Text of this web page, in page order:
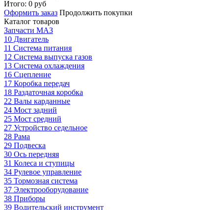
Итого: 0 руб
Оформить заказ Продолжить покупки
Каталог товаров
Запчасти МАЗ
10 Двигатель
11 Система питания
12 Система выпуска газов
13 Система охлаждения
16 Сцепление
17 Коробка передач
18 Раздаточная коробка
22 Валы карданные
24 Мост задний
25 Мост средний
27 Устройство седельное
28 Рама
29 Подвеска
30 Ось передняя
31 Колеса и ступицы
34 Рулевое управление
35 Тормозная система
37 Электрооборудование
38 Приборы
39 Водительский инструмент